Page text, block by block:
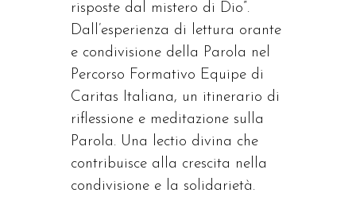
risposte dal mistero di Dio”.
Dall’esperienza di lettura orante
e condivisione della Parola nel
Percorso Formativo Equipe di
Caritas Italiana, un itinerario di
riflessione e meditazione sulla
Parola. Una lectio divina che
contribuisce alla crescita nella
condivisione e la solidarietà.